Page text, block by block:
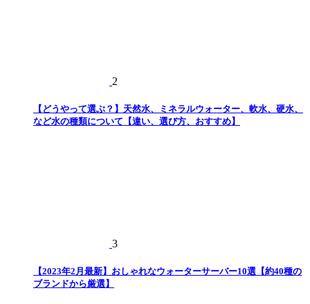
2
【どうやって選ぶ？】天然水、ミネラルウォーター、軟水、硬水、
など水の種類について【違い、選び方、おすすめ】
3
【2023年2月最新】おしゃれなウォーターサーバー10選【約40種の
ブランドから厳選】